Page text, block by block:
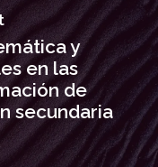
y
en las
de
secundaria